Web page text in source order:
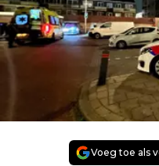
Voeg toe als